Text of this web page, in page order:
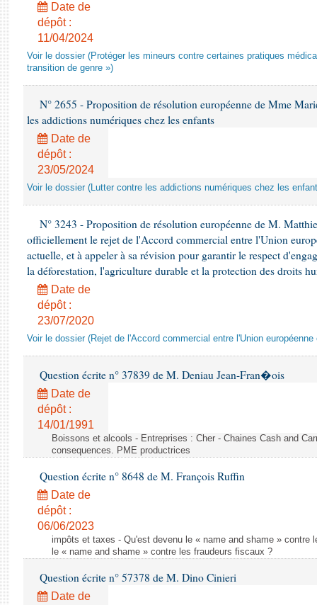
Date de
dépôt :
11/04/2024
Voir le dossier (Protéger les mineurs contre certaines pratiques
transition de genre »)
N° 2655 - Proposition de résolution européenne de Mme
les addictions numériques chez les enfants
Date de
dépôt :
23/05/2024
Voir le dossier (Lutter contre les addictions numériques chez les
N° 3243 - Proposition de résolution européenne de M.
officiellement le rejet de l'Accord commercial entre l'Union
actuelle, et à appeler à sa révision pour garantir le respect
la déforestation, l'agriculture durable et la protection des droits
Date de
dépôt :
23/07/2020
Voir le dossier (Rejet de l'Accord commercial entre l'Union
Question écrite n° 37839 de M. Deniau Jean-Fran�ois
Date de
dépôt :
14/01/1991
Boissons et alcools - Entreprises : Cher - Chaines Cash and
consequences. PME productrices
Question écrite n° 8648 de M. François Ruffin
Date de
dépôt :
06/06/2023
impôts et taxes - Qu'est devenu le « name and shame » contre
le « name and shame » contre les fraudeurs fiscaux ?
Question écrite n° 57378 de M. Dino Cinieri
Date de